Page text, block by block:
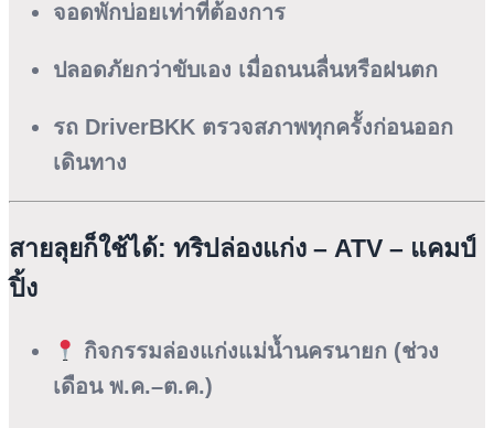
จอดพักบ่อยเท่าที่ต้องการ
ปลอดภัยกว่าขับเอง เมื่อถนนลื่นหรือฝนตก
รถ DriverBKK ตรวจสภาพทุกครั้งก่อนออก
เดินทาง
สายลุยก็ใช้ได้: ทริปล่องแก่ง – ATV – แคมป์
ปิ้ง
กิจกรรมล่องแก่งแม่น้ำนครนายก (ช่วง
เดือน พ.ค.–ต.ค.)